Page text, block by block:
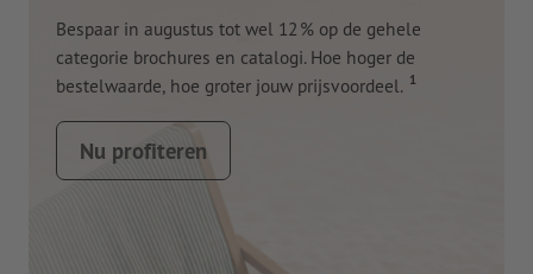
Bespaar in augustus tot wel 12 % op de gehele
categorie brochures en catalogi. Hoe hoger de
bestelwaarde, hoe groter jouw prijsvoordeel. 1
Nu profiteren